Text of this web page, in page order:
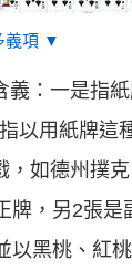
義項 ▼
義：一是指
以用紙牌這
，如德州撲
牌，另2張是
以黑桃、紅